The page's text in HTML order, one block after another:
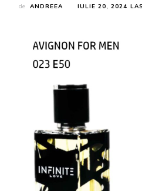
de ANDREEA IULIE 20, 2024